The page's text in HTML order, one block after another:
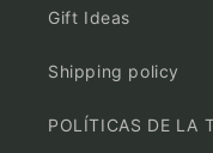
Gift Ideas
Shipping policy
POLÍTICAS DE LA